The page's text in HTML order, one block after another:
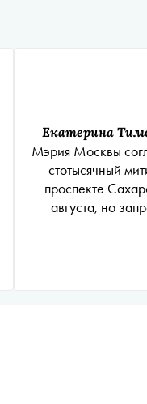
Екатерина
Мэрия Москвы
стотысячный
проспекте
августа, но